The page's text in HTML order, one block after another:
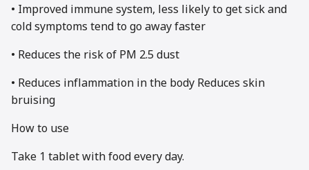
• Improved immune system, less likely to get sick and
cold symptoms tend to go away faster
• Reduces the risk of PM 2.5 dust
• Reduces inflammation in the body Reduces skin
bruising
How to use
Take 1 tablet with food every day.